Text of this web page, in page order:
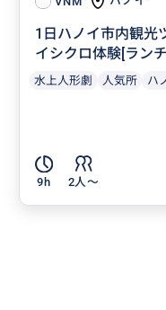
1日ハノイ市内観光
イシクロ体験[ラン
水上人形劇 人気所 ハ
9h 2人〜